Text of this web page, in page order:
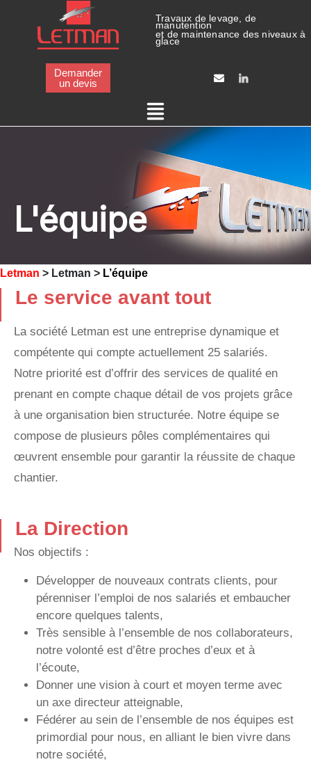
Panneau de gestion des cookies
Travaux de levage, de
manutention
et de maintenance des niveaux à
glace
Demander
un devis
L'équipe
Letman > Letman > L’équipe
Le service avant tout
La société Letman est une entreprise dynamique et
compétente qui compte actuellement 25 salariés.
Notre priorité est d’offrir des services de qualité en
prenant en compte chaque détail de vos projets grâce
à une organisation bien structurée. Notre équipe se
compose de plusieurs pôles complémentaires qui
œuvrent ensemble pour garantir la réussite de chaque
chantier.
La Direction
Nos objectifs :
Développer de nouveaux contrats clients, pour
pérenniser l’emploi de nos salariés et embaucher
encore quelques talents,
Très sensible à l’ensemble de nos collaborateurs,
notre volonté est d’être proches d’eux et à
l’écoute,
Donner une vision à court et moyen terme avec
un axe directeur atteignable,
Fédérer au sein de l’ensemble de nos équipes est
primordial pour nous, en alliant le bien vivre dans
notre société,